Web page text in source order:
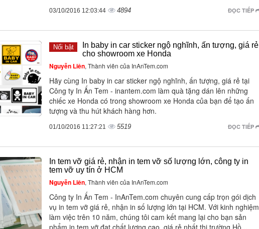
ĐỌC TIẾP
03/10/2016 12:03:44 4894
Nổi bật
In baby in car sticker ngộ nghĩnh, ấn tượng, giá rẻ
cho showroom xe Honda
Nguyễn Liên, Thành viên của InAnTem.com
Hãy cùng In baby in car sticker ngộ nghĩnh, ấn tượng, giá rẻ tại
Công ty In Ấn Tem - inantem.com làm quà tặng dán lên những
chiếc xe Honda có trong showroom xe Honda của bạn để tạo ấn
tượng và thu hút khách hàng hơn.
ĐỌC TIẾP
01/10/2016 11:27:21 5519
In tem vỡ giá rẻ, nhận in tem vỡ số lượng lớn, công ty in
tem vỡ uy tín ở HCM
Nguyễn Liên, Thành viên của InAnTem.com
Công ty In Ấn Tem - InAnTem.com chuyên cung cấp trọn gói dịch
vụ in tem vỡ giá rẻ, nhận in số lượng lớn tại HCM. Với kinh nghiệm
làm việc trên 10 năm, chúng tôi cam kết mang lại cho bạn sản
phẩm in tem vỡ đạt chất lượng cao, giá rẻ nhất thị trường Hồ...